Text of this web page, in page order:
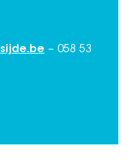
– 058 53